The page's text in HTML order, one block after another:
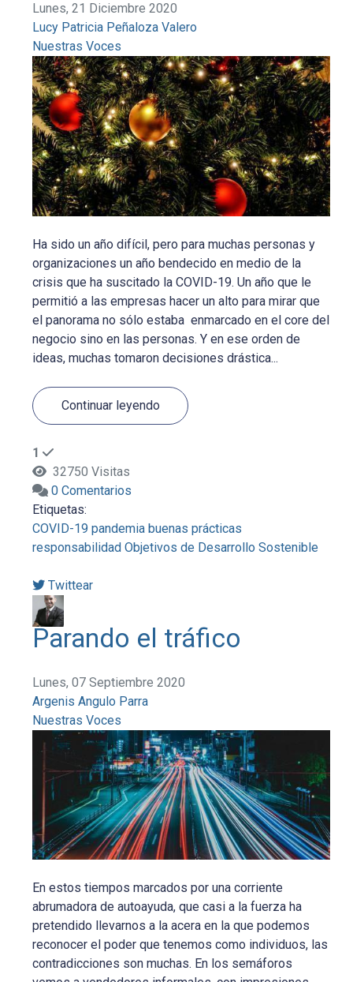
Lunes, 21 Diciembre 2020
Lucy Patricia Peñaloza Valero
Nuestras Voces
Ha sido un año difícil, pero para muchas personas y
organizaciones un año bendecido en medio de la
crisis que ha suscitado la COVID-19. Un año que le
permitió a las empresas hacer un alto para mirar que
el panorama no sólo estaba enmarcado en el core del
negocio sino en las personas. Y en ese orden de
ideas, muchas tomaron decisiones drástica...
Continuar leyendo
1
32750 Visitas
0 Comentarios
Etiquetas:
COVID-19 pandemia buenas prácticas
responsabilidad Objetivos de Desarrollo Sostenible
Twittear
Parando el tráfico
Lunes, 07 Septiembre 2020
Argenis Angulo Parra
Nuestras Voces
En estos tiempos marcados por una corriente
abrumadora de autoayuda, que casi a la fuerza ha
pretendido llevarnos a la acera en la que podemos
reconocer el poder que tenemos como individuos, las
contradicciones son muchas. En los semáforos